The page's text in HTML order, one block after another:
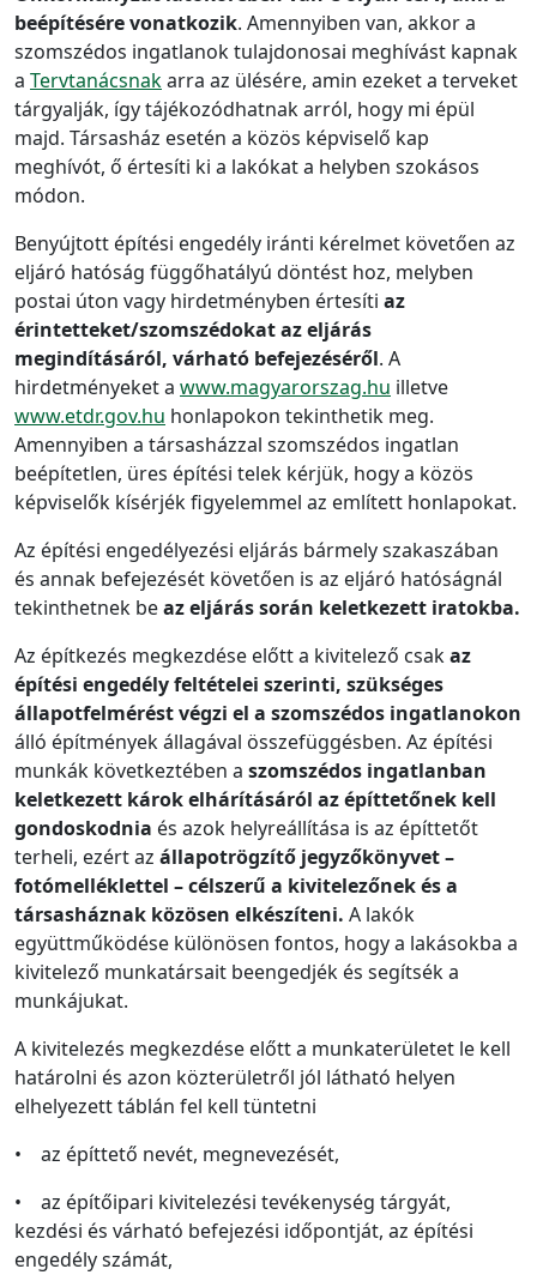
beépítésére vonatkozik. Amennyiben van, akkor a
szomszédos ingatlanok tulajdonosai meghívást kapnak
a Tervtanácsnakarra az ülésére, amin ezeket a terveket
tárgyalják, így tájékozódhatnak arról, hogy mi épül
majd. Társasház esetén a közös képviselő kap
meghívót, ő értesíti ki a lakókat a helyben szokásos
módon.
Benyújtott építési engedély iránti kérelmet követően az
eljáró hatóság függőhatályú döntést hoz, melyben
postai úton vagy hirdetményben értesíti az
érintetteket/szomszédokat az eljárás
megindításáról, várható befejezéséről. A
hirdetményeket a www.magyarorszag.hu illetve
www.etdr.gov.hu honlapokon tekinthetik meg.
Amennyiben a társasházzal szomszédos ingatlan
beépítetlen, üres építési telek kérjük, hogy a közös
képviselők kísérjék figyelemmel az említett honlapokat.
Az építési engedélyezési eljárás bármely szakaszában
és annak befejezését követően is az eljáró hatóságnál
tekinthetnek beaz eljárás során keletkezett iratokba.
Az építkezés megkezdése előtt a kivitelező csakaz
építési engedély feltételei szerinti, szükséges
állapotfelmérést végzi el a szomszédos ingatlanokon
álló építmények állagával összefüggésben. Az építési
munkák következtében a szomszédos ingatlanban
keletkezett károk elhárításáról az építtetőnek kell
gondoskodnia és azok helyreállítása is az építtetőt
terheli, ezért az állapotrögzítő jegyzőkönyvet –
fotómelléklettel – célszerű a kivitelezőnek és a
társasháznak közösen elkészíteni. A lakók
együttműködése különösen fontos, hogy a lakásokba a
kivitelező munkatársait beengedjék és segítsék a
munkájukat.
A kivitelezés megkezdése előtt a munkaterületet le kell
határolni és azon közterületről jól látható helyen
elhelyezett táblán fel kell tüntetni
• az építtető nevét, megnevezését,
• az építőipari kivitelezési tevékenység tárgyát,
kezdési és várható befejezési időpontját, az építési
engedély számát,